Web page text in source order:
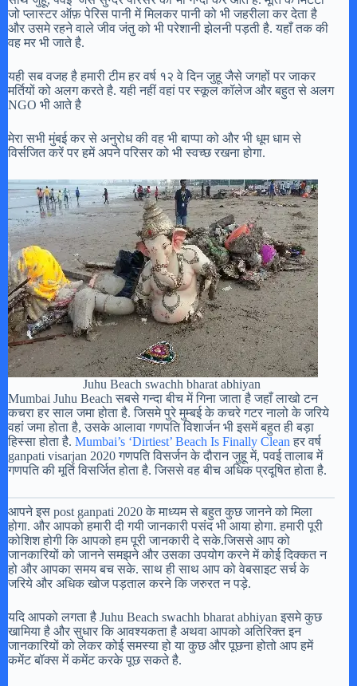
जो प्लास्टर ऑफ़ पेरिस पानी में मिलकर पानी को भी जहरीला कर देता है
और उसमे रहने वाले जीव जंतु को भी परेशानी झेलनी पड़ती है. यहाँ तक की
वह मर भी जाते है.
यही सब वजह है हमारी टीम हर वर्ष १२ वे दिन जुहू जैसे जगहों पर जाकर
मर्तियों को अलग करते है. यही नहीं वहां पर स्कूल कॉलेज और बहुत से अलग
NGO भी आते है
मेरा सभी मुंबई कर से अनुरोध की वह भी बाप्पा को और भी धूम धाम से
विर्सजित करें पर हमें अपने परिसर को भी स्वच्छ रखना होगा.
Juhu Beach swachh bharat abhiyan
Mumbai Juhu Beach सबसे गन्दा बीच में गिना जाता है जहाँ लाखो टन
कचरा हर साल जमा होता है. जिसमे पुरे मुम्बई के कचरे गटर नालो के जरिये
वहां जमा होता है, उसके आलावा गणपति विशार्जन भी इसमें बहुत ही बड़ा
हिस्सा होता है. Mumbai’s ‘Dirtiest’ Beach Is Finally Clean हर वर्ष
ganpati visarjan 2020 गणपति विसर्जन के दौरान जुहू में, पवई तालाब में
गणपति की मूर्ति विसर्जित होता है. जिससे वह बीच अधिक प्रदूषित होता है.
आपने इस post ganpati 2020 के माध्यम से बहुत कुछ जानने को मिला
होगा. और आपको हमारी दी गयी जानकारी पसंद भी आया होगा. हमारी पूरी
कोशिश होगी कि आपको हम पूरी जानकारी दे सके.जिससे आप को
जानकारियों को जानने समझने और उसका उपयोग करने में कोई दिक्कत न
हो और आपका समय बच सके. साथ ही साथ आप को वेबसाइट सर्च के
जरिये और अधिक खोज पड़ताल करने कि जरुरत न पड़े.
यदि आपको लगता है Juhu Beach swachh bharat abhiyan इसमे कुछ
खामिया है और सुधार कि आवश्यकता है अथवा आपको अतिरिक्त इन
जानकारियों को लेकर कोई समस्या हो या कुछ और पूछना होतो आप हमें
कमेंट बॉक्स में कमेंट करके पूछ सकते है.